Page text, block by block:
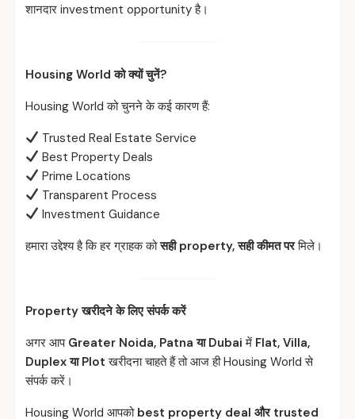
शानदार investment opportunity है।
Housing Worldकोक्योंचुनें?
Housing World को चुनने के कई कारण हैं:
Trusted Real Estate Service
Best Property Deals
Prime Locations
Transparent Process
Investment Guidance
हमारा उद्देश्य है कि हर ग्राहक कोसही property,सहीकीमतपरमिले।
Propertyखरीदनेकेलिएसंपर्ककरें
अगर आप Greater Noida, Patnaया Dubai में Flat, Villa,
Duplexया Plot खरीदना चाहते हैं तो आज ही Housing World से
संपर्क करें।
Housing World आपको best property deal और trusted